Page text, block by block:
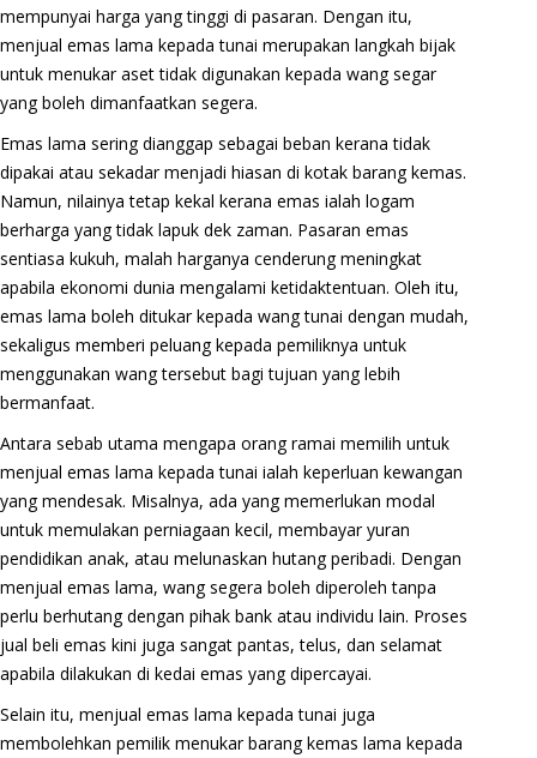
mempunyai harga yang tinggi di pasaran. Dengan itu,
menjual emas lama kepada tunai merupakan langkah bijak
untuk menukar aset tidak digunakan kepada wang segar
yang boleh dimanfaatkan segera.
Emas lama sering dianggap sebagai beban kerana tidak
dipakai atau sekadar menjadi hiasan di kotak barang kemas.
Namun, nilainya tetap kekal kerana emas ialah logam
berharga yang tidak lapuk dek zaman. Pasaran emas
sentiasa kukuh, malah harganya cenderung meningkat
apabila ekonomi dunia mengalami ketidaktentuan. Oleh itu,
emas lama boleh ditukar kepada wang tunai dengan mudah,
sekaligus memberi peluang kepada pemiliknya untuk
menggunakan wang tersebut bagi tujuan yang lebih
bermanfaat.
Antara sebab utama mengapa orang ramai memilih untuk
menjual emas lama kepada tunai ialah keperluan kewangan
yang mendesak. Misalnya, ada yang memerlukan modal
untuk memulakan perniagaan kecil, membayar yuran
pendidikan anak, atau melunaskan hutang peribadi. Dengan
menjual emas lama, wang segera boleh diperoleh tanpa
perlu berhutang dengan pihak bank atau individu lain. Proses
jual beli emas kini juga sangat pantas, telus, dan selamat
apabila dilakukan di kedai emas yang dipercayai.
Selain itu, menjual emas lama kepada tunai juga
membolehkan pemilik menukar barang kemas lama kepada